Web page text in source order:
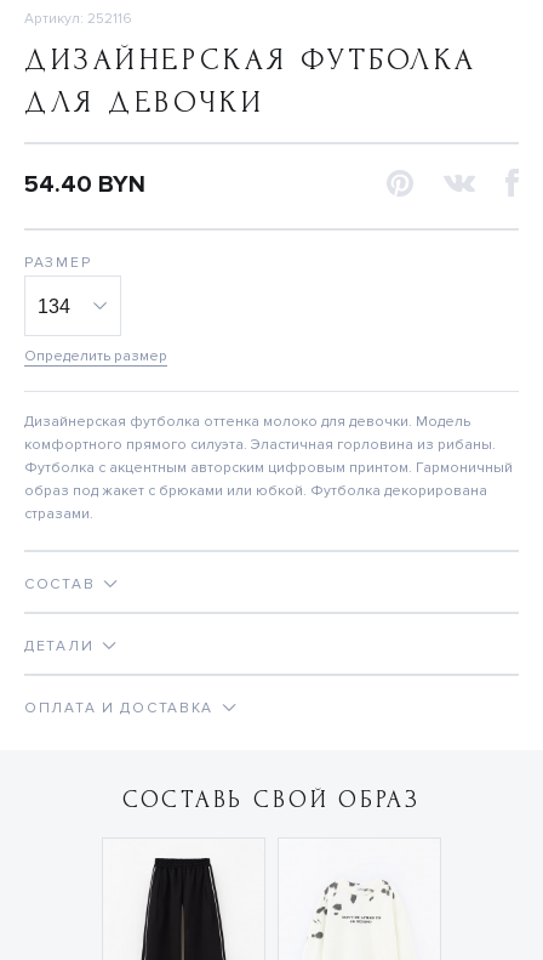
Артикул: 252116
ДИЗАЙНЕРСКАЯ ФУТБОЛКА
ДЛЯ ДЕВОЧКИ
54.40 BYN
РАЗМЕР
Определить размер
Дизайнерская футболка оттенка молоко для девочки. Модель
комфортного прямого силуэта. Эластичная горловина из рибаны.
Футболка с акцентным авторским цифровым принтом. Гармоничный
образ под жакет с брюками или юбкой. Футболка декорирована
стразами.
СОСТАВ
ДЕТАЛИ
ОПЛАТА И ДОСТАВКА
СОСТАВЬ СВОЙ ОБРАЗ